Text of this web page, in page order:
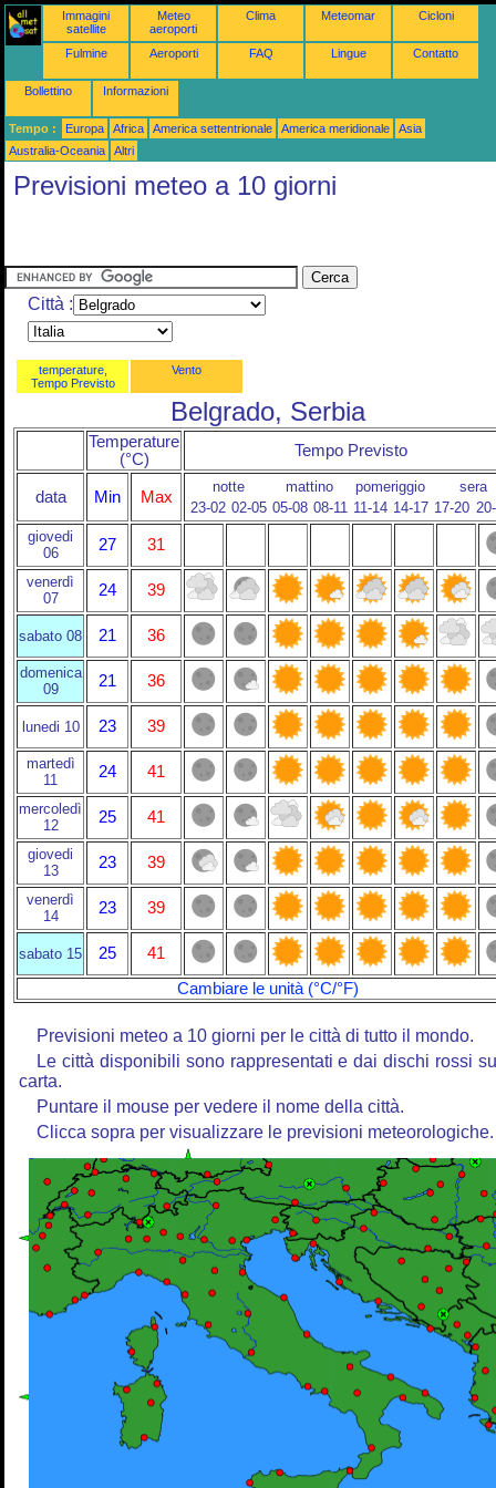
Immagini
satellite
Meteo
aeroporti
Clima Meteomar Cicloni
Fulmine Aeroporti FAQ Lingue Contatto
Bollettino Informazioni
Tempo : Europa Africa America settentrionale America meridionale
Asia
Australia-Oceania
Altri
Previsioni meteo a 10 giorni
Città :
temperature,
Tempo Previsto
Vento
Belgrado, Serbia
Temperature
(°C)
Tempo Previsto
data Min Max
notte mattino pomeriggio
sera
23-02 02-05 05-08 08-11 11-14 14-17 17-20
giovedi
06
27 31
venerdì
07
24 39
sabato 08 21 36
domenica
09
21 36
lunedi 10 23 39
martedì
11
24 41
mercoledì
12
25 41
giovedi
13
23 39
venerdì
14
23 39
sabato 15 25
41
Cambiare le unità (°C/°F)
Previsioni meteo a 10 giorni per le città di tutto il mondo.
Le città disponibili sono rappresentati e dai dischi rossi
carta.
Puntare il mouse per vedere il nome della città.
Clicca sopra per visualizzare le previsioni meteorologiche.